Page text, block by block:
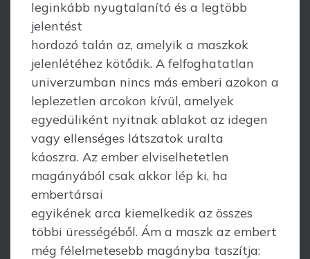
leginkább nyugtalanító és a legtöbb
jelentést
hordozó talán az, amelyik a maszkok
jelenlétéhez kötődik. A felfoghatatlan
univerzumban nincs más emberi azokon a
leplezetlen arcokon kívül, amelyek
egyedüliként nyitnak ablakot az idegen
vagy ellenséges látszatok uralta
káoszra. Az ember elviselhetetlen
magányából csak akkor lép ki, ha
embertársai
egyikének arca kiemelkedik az összes
többi ürességéből. Ám a maszk az embert
még félelmetesebb magányba taszítja: